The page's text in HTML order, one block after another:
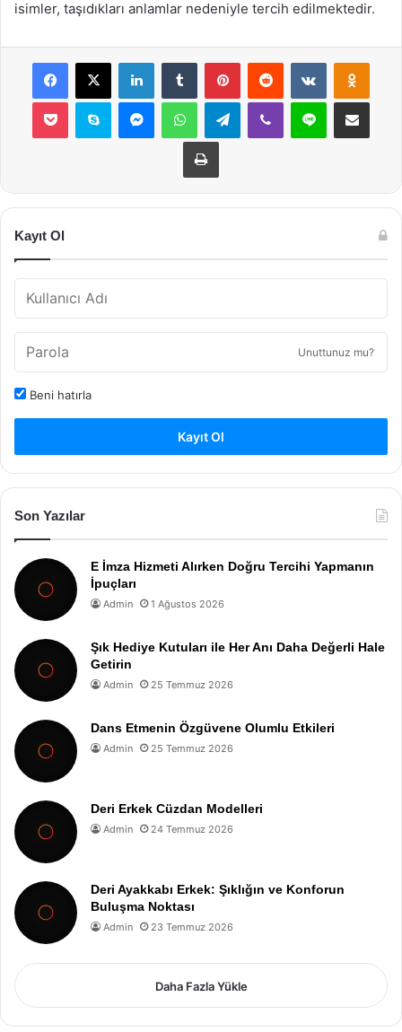
isimler, taşıdıkları anlamlar nedeniyle tercih edilmektedir.
Facebook
X LinkedInTumblr PinterestReddit VKontakte
Pocket Skype MessengerWhatsAppTelegramViber Line E-Posta ile
Yazdır
Kayıt Ol
Unuttunuz mu?
Beni hatırla
Kayıt Ol
Son Yazılar
E İmza Hizmeti Alırken Doğru Tercihi Yapmanın
İpuçları
Admin 1 Ağustos 2026
Şık Hediye Kutuları ile Her Anı Daha Değerli Hale
Getirin
Admin 25 Temmuz 2026
Dans Etmenin Özgüvene Olumlu Etkileri
Admin 25 Temmuz 2026
Deri Erkek Cüzdan Modelleri
Admin 24 Temmuz 2026
Deri Ayakkabı Erkek: Şıklığın ve Konforun
Buluşma Noktası
Admin 23 Temmuz 2026
Daha Fazla Yükle